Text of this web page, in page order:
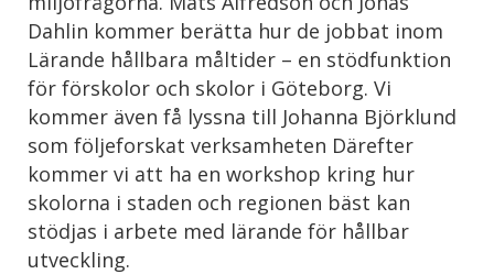
Dahlin kommer berätta hur de jobbat inom
Lärande hållbara måltider – en stödfunktion
för förskolor och skolor i Göteborg. Vi
kommer även få lyssna till Johanna Björklund
som följeforskat verksamheten Därefter
kommer vi att ha en workshop kring hur
skolorna i staden och regionen bäst kan
stödjas i arbete med lärande för hållbar
utveckling.